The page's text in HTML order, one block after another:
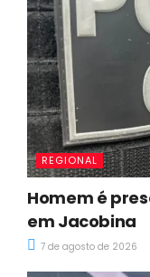
REGIONAL
Homem é
em Jacobina
7 de agosto de 2026